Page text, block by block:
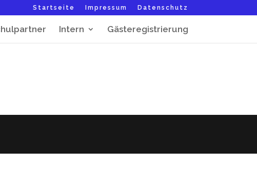
Startseite Impressum Datenschutz
Intern Gästeregistrierung